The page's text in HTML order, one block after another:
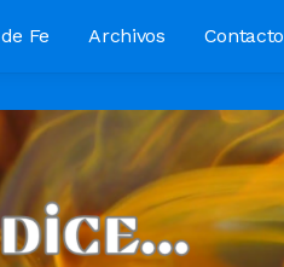
Fe Archivos Contacto